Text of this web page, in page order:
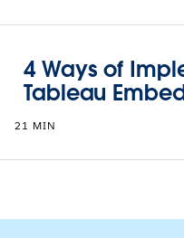
4 Ways of
Tableau
21 MIN